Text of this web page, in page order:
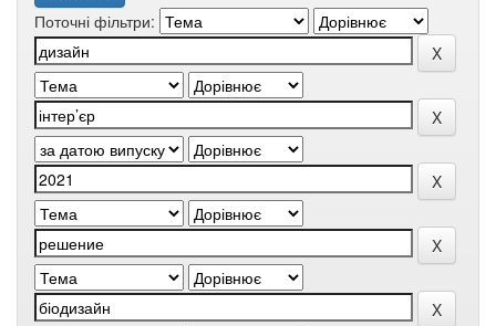
Поточні фільтри: